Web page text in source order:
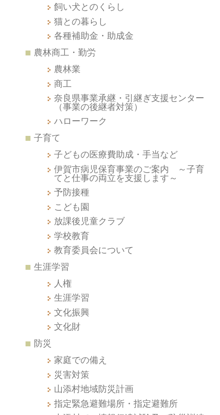
飼い犬とのくらし
猫との暮らし
各種補助金・助成金
農林商工・勤労
農林業
商工
奈良県事業承継・引継ぎ支援センター
（事業の後継者対策）
ハローワーク
子育て
子どもの医療費助成・手当など
伊賀市病児保育事業のご案内 ～子育
てと仕事の両立を支援します～
予防接種
こども園
放課後児童クラブ
学校教育
教育委員会について
生涯学習
人権
生涯学習
文化振興
文化財
防災
家庭での備え
災害対策
山添村地域防災計画
指定緊急避難場所・指定避難所